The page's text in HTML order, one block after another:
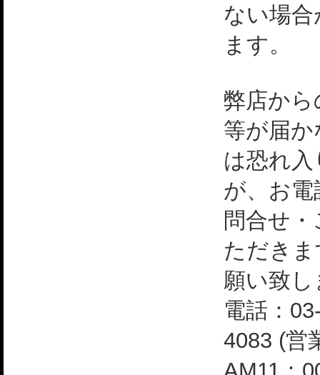
ない場
ます。
弊店か
等が届
は恐れ
が、お
問合せ
ただき
願い致
電話：
4083 (営